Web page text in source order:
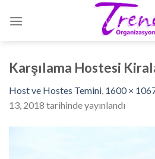
Karşılama Hostesi
Host ve Hostes Temini, 1600 ×
13, 2018 tarihinde yayınlandı